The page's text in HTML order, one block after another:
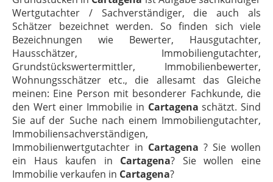
Wertgutachter / Sachverständiger, die auch als
Schätzer bezeichnet werden. So finden sich viele
Bezeichnungen wie Bewerter, Hausgutachter,
Hausschätzer, Immobiliengutachter,
Grundstückswertermittler, Immobilienbewerter,
Wohnungsschätzer etc., die allesamt das Gleiche
meinen: Eine Person mit besonderer Fachkunde, die
den Wert einer Immobilie in Cartagena schätzt. Sind
Sie auf der Suche nach einem Immobiliengutachter,
Immobiliensachverständigen,
Immobilienwertgutachter in Cartagena ? Sie wollen
ein Haus kaufen in Cartagena? Sie wollen eine
Immobilie verkaufen in Cartagena?